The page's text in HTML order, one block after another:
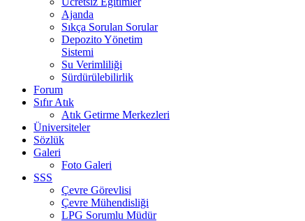
Ajanda
Sıkça Sorulan Sorular
Depozito Yönetim
Sistemi
Su Verimliliği
Sürdürülebilirlik
Forum
Sıfır Atık
Atık Getirme Merkezleri
Üniversiteler
Sözlük
Galeri
Foto Galeri
SSS
Çevre Görevlisi
Çevre Mühendisliği
LPG Sorumlu Müdür